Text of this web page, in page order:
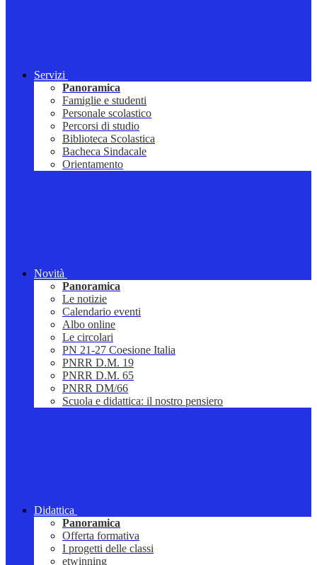
Servizi
Panoramica
Famiglie e studenti
Personale scolastico
Percorsi di studio
Biblioteca Scolastica
Bacheca Sindacale
Orientamento
Novità
Panoramica
Le notizie
Calendario eventi
Albo online
Le circolari
PN 21-27 Coesione Italia
PNRR D.M. 19
PNRR D.M. 65
PNRR DM/66
Scuola e didattica: il nostro pensiero
Didattica
Panoramica
Offerta formativa
I progetti delle classi
etwinning